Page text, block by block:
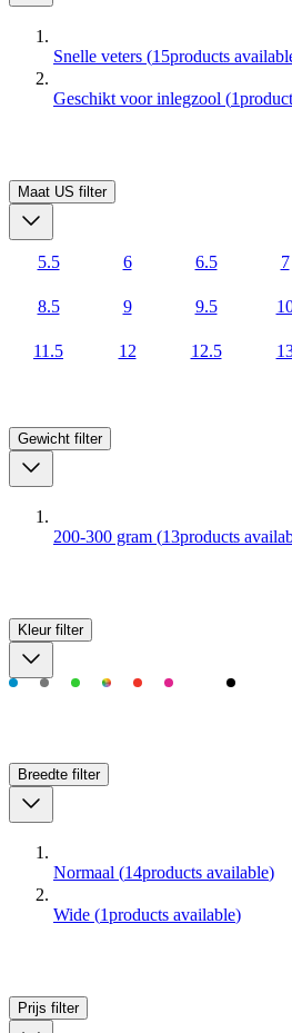
Snelle veters (15products
Geschikt voor inlegzool (1
Maat US filter
5.5 6 6.5 7
8.5 9 9.5
11.5 12 12.5
Gewicht filter
200-300 gram (13products
Kleur filter
Breedte filter
Normaal (14products available)
Wide (1products available)
Prijs filter